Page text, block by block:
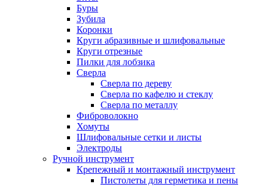
Буры
Зубила
Коронки
Круги абразивные и шлифовальные
Круги отрезные
Пилки для лобзика
Сверла
Сверла по дереву
Сверла по кафелю и стеклу
Сверла по металлу
Фиброволокно
Хомуты
Шлифовальные сетки и листы
Электроды
Ручной инструмент
Крепежный и монтажный инструмент
Пистолеты для герметика и пены